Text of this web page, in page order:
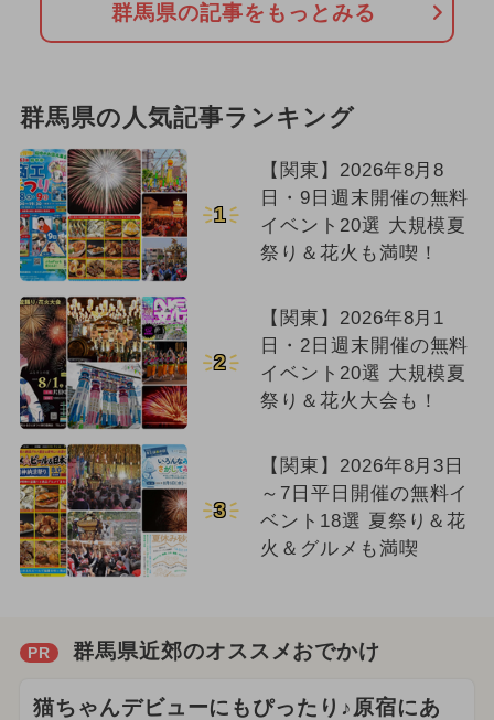
群馬県の記事をもっとみる
群馬県の人気記事ランキング
1
【関東】2026年8月8
日・9日週末開催の無料
イベント20選 大規模夏
祭り＆花火も満喫！
2
【関東】2026年8月1
日・2日週末開催の無料
イベント20選 大規模夏
祭り＆花火大会も！
3
【関東】2026年8月3日
～7日平日開催の無料イ
ベント18選 夏祭り＆花
火＆グルメも満喫
PR 群馬県近郊のオススメおでかけ
猫ちゃんデビューにもぴったり♪原宿にあ